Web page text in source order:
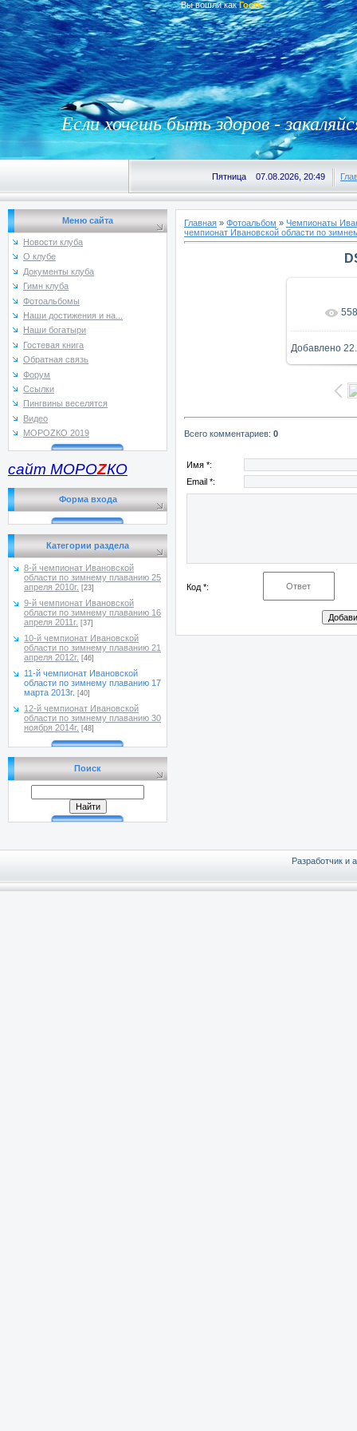
Вы вошли как Гость
Если хочешь быть здоров -
Пятница 07.08.2026, 20:49
Меню сайта
Новости клуба
О клубе
Документы клуба
Гимн клуба
Фотоальбомы
Наши достижения и на...
Наши богатыри
Гостевая книга
Обратная связь
Форум
Ссылки
Пингвины веселятся
Видео
МОРОZКО 2019
сайт МОРОZКО
Форма входа
Категории раздела
8-й чемпионат Ивановской
области по зимнему плаванию 25
апреля 2010г. [23]
9-й чемпионат Ивановской
области по зимнему плаванию 16
апреля 2011г. [37]
10-й чемпионат Ивановской
области по зимнему плаванию 21
апреля 2012г. [46]
11-й чемпионат Ивановской
области по зимнему плаванию 17
марта 2013г. [40]
12-й чемпионат Ивановской
области по зимнему плаванию 30
ноября 2014г. [48]
Поиск
Главная » Фотоальбом » Чемпионаты
чемпионат Ивановской области по
В 558
Добавлено
Всего комментариев: 0
Имя *:
Email *:
Код *:
Разработчик и